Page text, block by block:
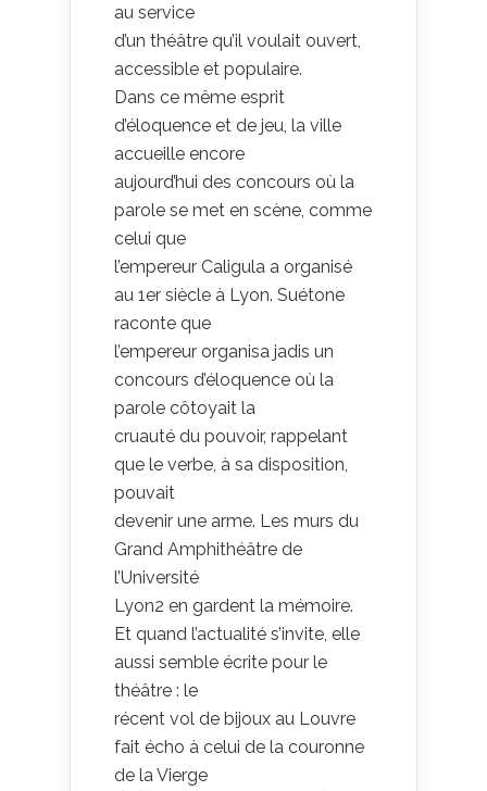
au service
d’un théâtre qu’il voulait ouvert,
accessible et populaire.
Dans ce même esprit
d’éloquence et de jeu, la ville
accueille encore
aujourd’hui des concours où la
parole se met en scène, comme
celui que
l’empereur Caligula a organisé
au 1er siècle à Lyon. Suétone
raconte que
l’empereur organisa jadis un
concours d’éloquence où la
parole côtoyait la
cruauté du pouvoir, rappelant
que le verbe, à sa disposition,
pouvait
devenir une arme. Les murs du
Grand Amphithéâtre de
l’Université
Lyon2 en gardent la mémoire.
Et quand l’actualité s’invite, elle
aussi semble écrite pour le
théâtre : le
récent vol de bijoux au Louvre
fait écho à celui de la couronne
de la Vierge